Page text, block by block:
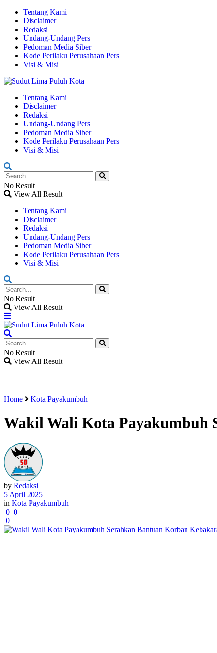
Tentang Kami
Disclaimer
Redaksi
Undang-Undang Pers
Pedoman Media Siber
Kode Perilaku Perusahaan Pers
Visi & Misi
Tentang Kami
Disclaimer
Redaksi
Undang-Undang Pers
Pedoman Media Siber
Kode Perilaku Perusahaan Pers
Visi & Misi
No Result
View All Result
Tentang Kami
Disclaimer
Redaksi
Undang-Undang Pers
Pedoman Media Siber
Kode Perilaku Perusahaan Pers
Visi & Misi
No Result
View All Result
No Result
View All Result
Home Kota Payakumbuh
Wakil Wali Kota Payakumbuh
by Redaksi
5 April 2025
in Kota Payakumbuh
0 0
0